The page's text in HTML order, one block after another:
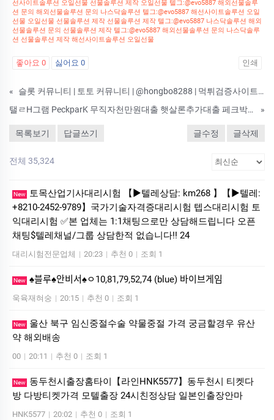
선사이트솔루션 오일선물 선물솔루션 제작 오일선물 텔그:@evo5887 해외선물솔루
션 문의 해외선물솔루션 문의 나스닥솔루션 텔그:@evo5887 해선사이트솔루션 오일
선물 오일선물 선물솔루션 제작 선물솔루션 제작 텔그:@evo5887 나스닥솔루션 해외
선물솔루션 문의 선물솔루션 제작 텔그:@evo5887 해외선물솔루션 문의 나스닥솔루
션 선물솔루션 제작 해선사이트솔루션 오일선물
좋아요 0 싫어요 0 인쇄
«
슬롯 커뮤니티 | 토토 커뮤니티 | @hongbo8288 | 먹튀검증사이트 | 각종 기타 광고
탤ㄹH그램 PeckparK 무직자천만원대출 햇살론추가대출 페크박컨설팅 8등급연체자대출 여주군무직자소액급전생활자금 DTQ
»
목록보기 답글쓰기 글수정 글삭제
전체 35,324
New
토목산업기사대리시험 【▶텔레상담: km268 】【▶텔레:
+8210-2452-9789】국가기술자격증대리시험 텝스대리시험 토
익대리시험 ✅본 업체는 1:1채팅으로만 상담해드립니다 오픈
채팅$텔레채널/그룹 상담한적 없습니다!! 24
대리시험전문업체 | 20:23 | 추천 0 | 조회 1
New ♠블루♠안비서♠ㅇ10,81,79,52,74 (blue) 바이브게임
욱육재혀숭 | 20:15 | 추천 0 | 조회 1
New
울산 북구 임신중절수술 약물중절 가격 궁금할경우 유산
약 해외배송
00 | 20:11 | 추천 0 | 조회 1
New
동두천시출장홈타이【라인HNK5577】동두천시 티켓다
방 다방티켓가격 모텔출장 24시친정상담 일본인출장안마
HNK5577 | 20:02 | 추천 0 | 조회 1